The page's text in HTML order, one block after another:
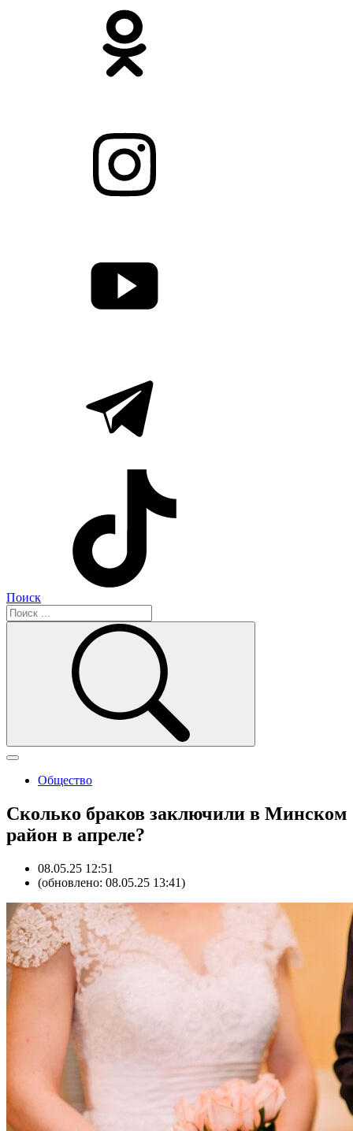
Поиск
Общество
Сколько браков заключили в Минском
район в апреле?
08.05.25 12:51
(обновлено: 08.05.25 13:41)